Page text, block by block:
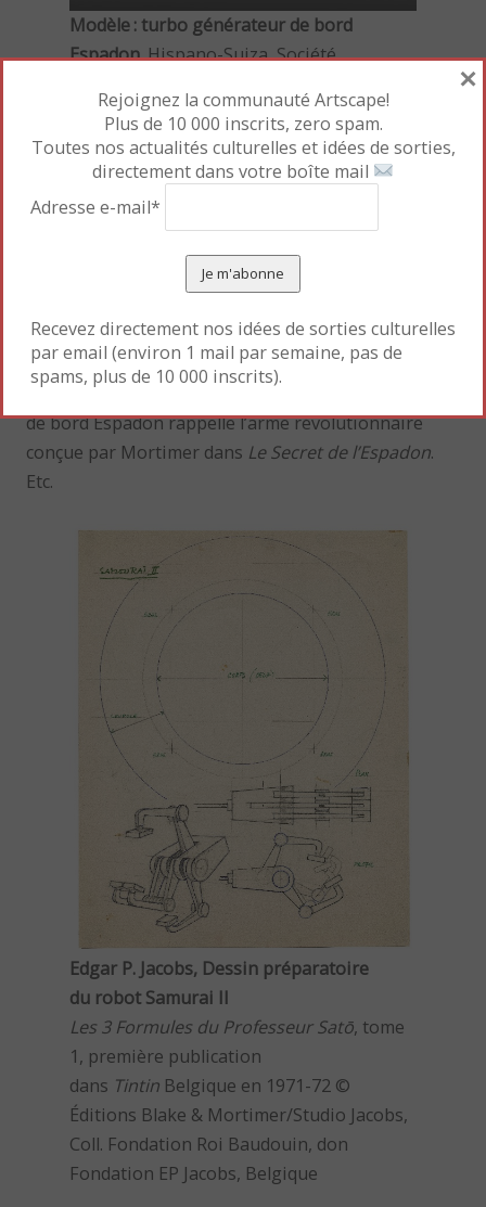
Modèle : turbo générateur de bord
Espadon. Hispano-Suiza, Société
aéronautiques du Sud-Ouest, 1946-1970
Musée des Arts et Métiers – Cnam, inv.
40273
© Musée des Arts et Métiers-Cnam/photo
Pierre Ballif
Un sabre foudroyé renvoie aux cataclysmes
branchement de regard d’égout évoque les
catacombes et les égouts de Paris arpentés dans
L’Affaire du collier
. Un modèle de turbo générateur
de bord Espadon rappelle l’arme révolutionnaire
conçue par Mortimer dans Le Secret de l’Espadon.
Etc.
Edgar P. Jacobs, Dessin préparatoire
du robot Samurai II
Les 3 Formules du Professeur Satō, tome
1, première publication
dans Tintin Belgique en 1971-72 ©
Éditions Blake & Mortimer/Studio Jacobs,
Coll. Fondation Roi Baudouin, don
Fondation EP Jacobs, Belgique
Rejoignez la communauté Artscape!
Plus de 10 000 inscrits, zero spam.
Toutes nos actualités culturelles et idées de sorties,
directement dans votre boîte mail
Adresse e-mail*
Recevez directement nos idées de sorties culturelles
par email (environ 1 mail par semaine, pas de
spams, plus de 10 000 inscrits).
×